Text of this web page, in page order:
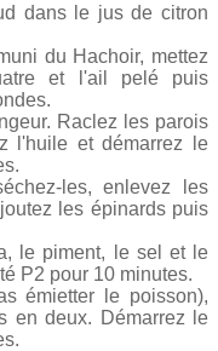
dans le jus de citron
du Hachoir, mettez
et l'ail pelé puis
Raclez les parois
l'huile et démarrez le
les, enlevez les
les épinards puis
le piment, le sel et le
P2 pour 10 minutes.
émietter le poisson),
en deux. Démarrez le